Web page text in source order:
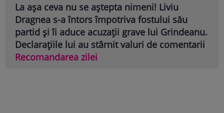
La așa ceva nu se aștepta nimeni! Liviu
Dragnea s-a întors împotriva fostului său
partid și îi aduce acuzații grave lui Grindeanu.
Declarațiile lui au stârnit valuri de comentarii
Recomandarea zilei